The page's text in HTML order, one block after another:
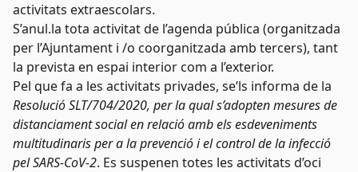
activitats extraescolars.
S’anul.la tota activitat de l’agenda pública (organitzada
per l’Ajuntament i /o coorganitzada amb tercers), tant
la prevista en espai interior com a l’exterior.
Pel que fa a les activitats privades, se’ls informa de la
Resolució SLT/704/2020, per la qual s’adopten mesures de
distanciament social en relació amb els esdeveniments
multitudinaris per a la prevenció i el control de la infecció
pel SARS-CoV-2. Es suspenen totes les activitats d’oci